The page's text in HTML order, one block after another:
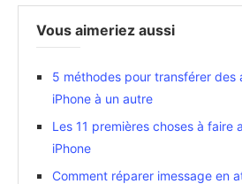
Vous aimeriez aussi
5 méthodes pour transférer des
iPhone à un autre
Les 11 premières choses à faire
iPhone
Comment réparer imessage en